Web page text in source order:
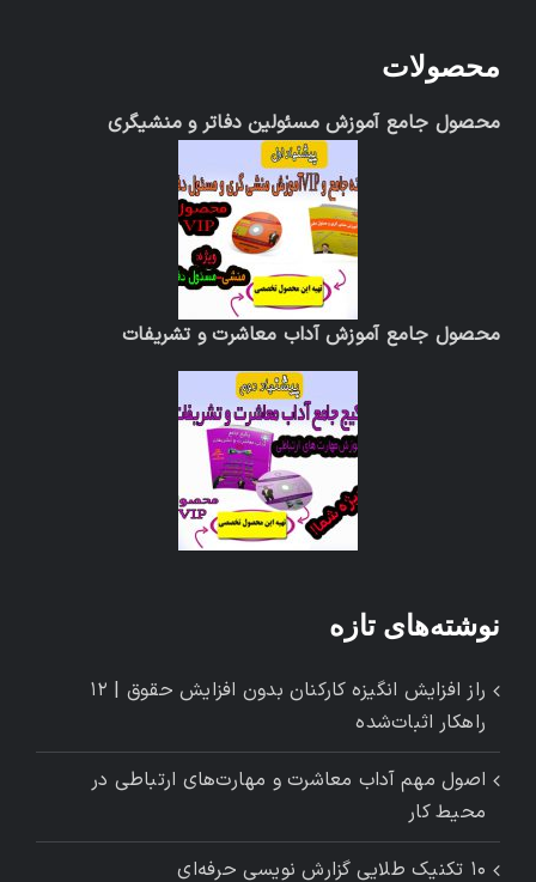
محصولات
محصول جامع آموزش مسئولین دفاتر و منشیگری
محصول جامع آموزش آداب معاشرت و تشریفات
نوشته‌های تازه
راز افزایش انگیزه کارکنان بدون افزایش حقوق | ۱۲
راهکار اثبات‌شده
اصول مهم آداب معاشرت و مهارت‌های ارتباطی در
محیط کار
۱۰ تکنیک طلایی گزارش ‌نویسی حرفه‌ای